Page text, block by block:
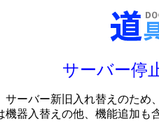
サーバー停
サーバー新旧入れ替えのため
機器入替えの他、機能追加も